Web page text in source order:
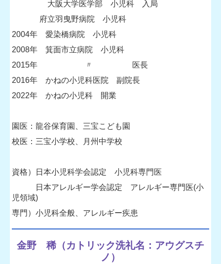
大阪大学医学部 小児科 入局
府立羽曳野病院 小児科
2004年 愛染橋病院 小児科
2008年 箕面市立病院 小児科
2015年 〃 医長
2016年 かねの小児科医院 副院長
2022年 かねの小児科 開業
園医：龍谷保育園、三宝こども園
校医：三宝小学校、月州中学校
資格）
日本小児科学会認定 小児科専門医
日本アレルギー学会認定 アレルギー専門医(小
児領域)
専門）小児科全般、アレルギー疾患
金野 稀（カトリック洗礼名：アウグスチ
ノ）